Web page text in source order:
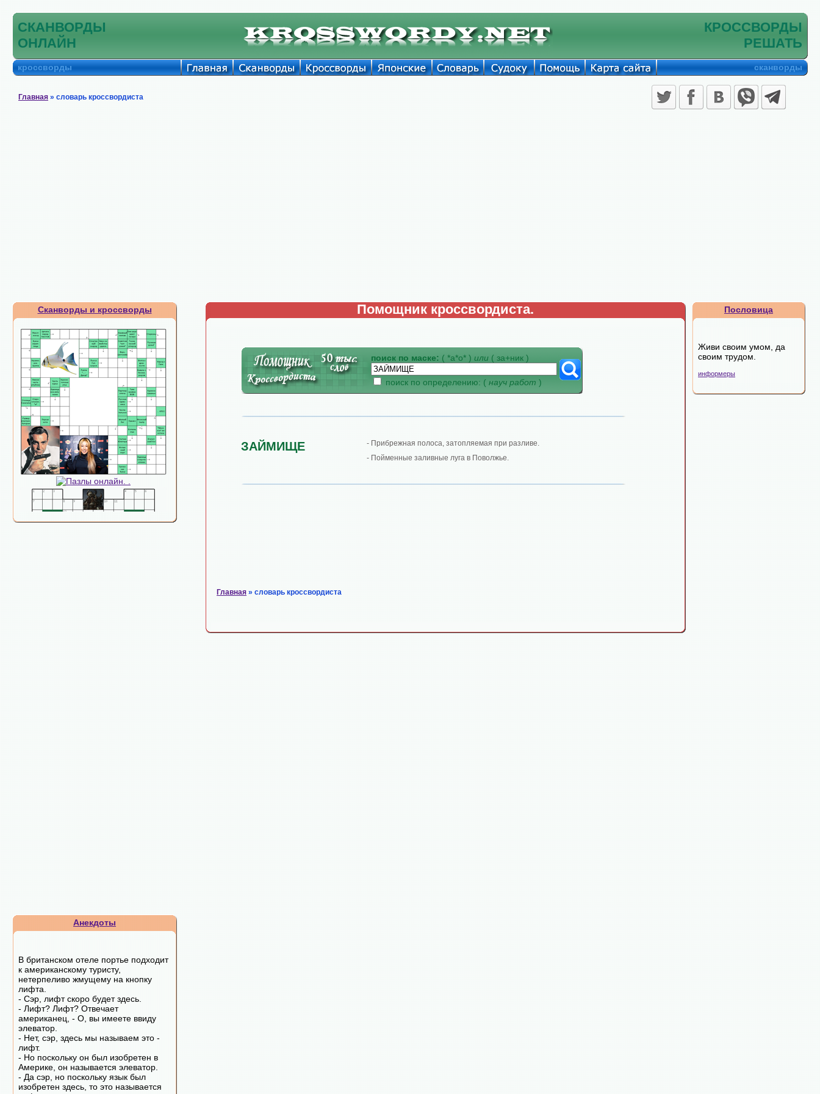
СКАНВОРДЫ
ОНЛАЙН
КРОССВОРДЫ
РЕШАТЬ
кроссворды сканворды
Главная » словарь кроссвордиста
Сканворды и кроссворды
Анекдоты
В британском отеле портье подходит
к американскому туристу,
нетерпеливо жмущему на кнопку
лифта.
- Сэр, лифт скоро будет здесь.
- Лифт? Лифт? Отвечает
американец, - О, вы имеете ввиду
элеватор.
- Нет, сэр, здесь мы называем это -
лифт.
- Но поскольку он был изобретен в
Америке, он называется элеватор.
- Да сэр, но поскольку язык был
изобретен здесь, то это называется
Помощник кроссвордиста.
поиск по маске: ( *а*о* ) или ( за+ник )
поиск по определению: ( науч работ )
ЗАЙМИЩЕ
- Прибрежная полоса, затопляемая при разливе.
- Пойменные заливные луга в Поволжье.
Главная » словарь кроссвордиста
Пословица
Живи своим умом, да
своим трудом.
информеры